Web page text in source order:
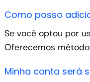
Como posso
Se você optou por
Oferecemos
Minha conta será